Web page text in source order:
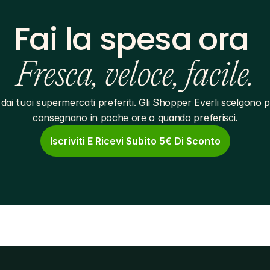
Fai la spesa ora
Fresca, veloce, facile.
tuoi supermercati preferiti. Gli Shopper Everli scelgono
consegnano in poche ore o quando preferisci.
Iscriviti E Ricevi Subito 5€ Di Sconto